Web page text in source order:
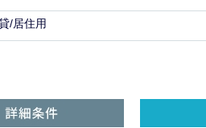
/居住用